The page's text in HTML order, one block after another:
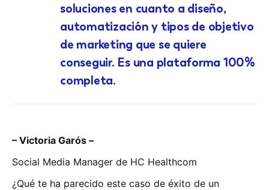
soluciones en cuanto a diseño,
automatización y tipos de objetivo
de marketing que se quiere
conseguir. Es una plataforma 100%
completa.
– Victoria Garós –
Social Media Manager de HC Healthcom
¿Qué te ha parecido este caso de éxito de un